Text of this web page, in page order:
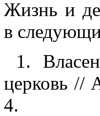
Жизнь и
в
1.
церковь //
4.